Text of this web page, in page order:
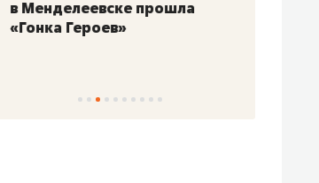
в Менделеевске прошла
«Гонка Героев»